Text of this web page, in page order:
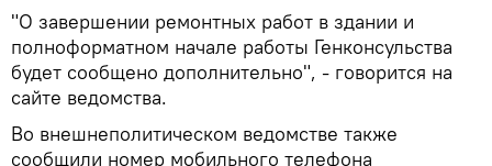
"О завершении ремонтных работ в здании и
полноформатном начале работы Генконсульства
будет сообщено дополнительно", - говорится на
сайте ведомства.
Во внешнеполитическом ведомстве также
сообщили номер мобильного телефона